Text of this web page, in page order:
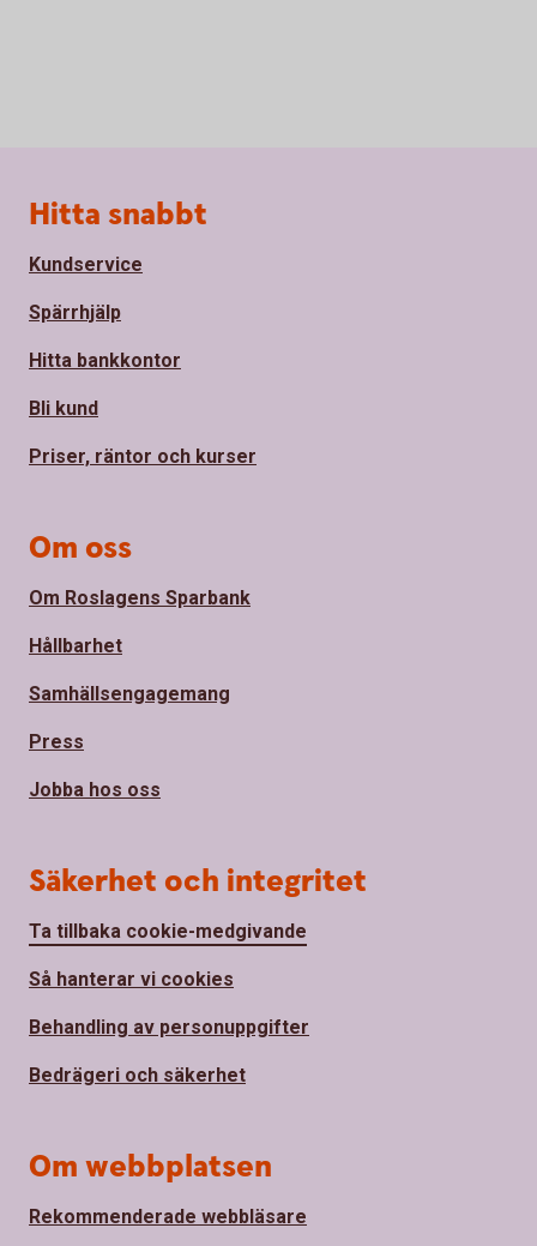
Sidfot
Hitta snabbt
Kundservice
Spärrhjälp
Hitta bankkontor
Bli kund
Priser, räntor och kurser
Om oss
Om Roslagens Sparbank
Hållbarhet
Samhällsengagemang
Press
Jobba hos oss
Säkerhet och integritet
Ta tillbaka cookie-medgivande
Så hanterar vi cookies
Behandling av personuppgifter
Bedrägeri och säkerhet
Om webbplatsen
Rekommenderade webbläsare